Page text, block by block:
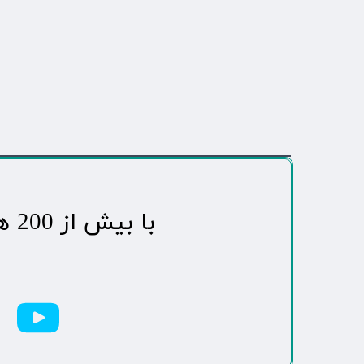
​با بیش از 200 هزاردنبال کننده محبوب ترین رسانه مردمی شهر مهاباد​​​​​​​​​​​​​​